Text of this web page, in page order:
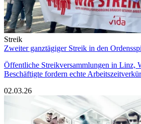
Streik
Zweiter ganztägiger Streik in den
Öffentliche Streikversammlungen in Linz,
Beschäftigte fordern echte
02.03.26